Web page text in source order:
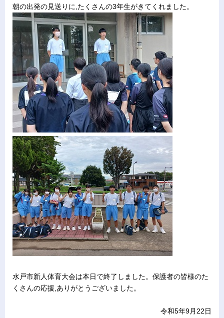
朝の出発の見送りに,たくさんの3年生がきてくれました。
水戸市新人体育大会は本日で終了しました。保護者の皆様のた
くさんの応援,ありがとうございました。
令和5年9月22日